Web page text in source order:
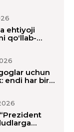
ehtiyoji
qoʻllab-
uchun
endi har bir